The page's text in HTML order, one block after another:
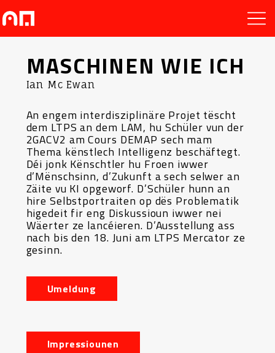
MASCHINEN WIE ICH
Ian Mc Ewan
An engem interdisziplinäre Projet tëscht
dem LTPS an dem LAM, hu Schüler vun der
2GACV2 am Cours DEMAP sech mam
Thema kënstlech Intelligenz beschäftegt.
Déi jonk Kënschtler hu Froen iwwer
d’Mënschsinn, d’Zukunft a sech selwer an
Zäite vu KI opgeworf. D’Schüler hunn an
hire Selbstportraiten op dës Problematik
higedeit fir eng Diskussioun iwwer nei
Wäerter ze lancéieren. D’Ausstellung ass
nach bis den 18. Juni am LTPS Mercator ze
gesinn.
Umeldung
Impressiounen